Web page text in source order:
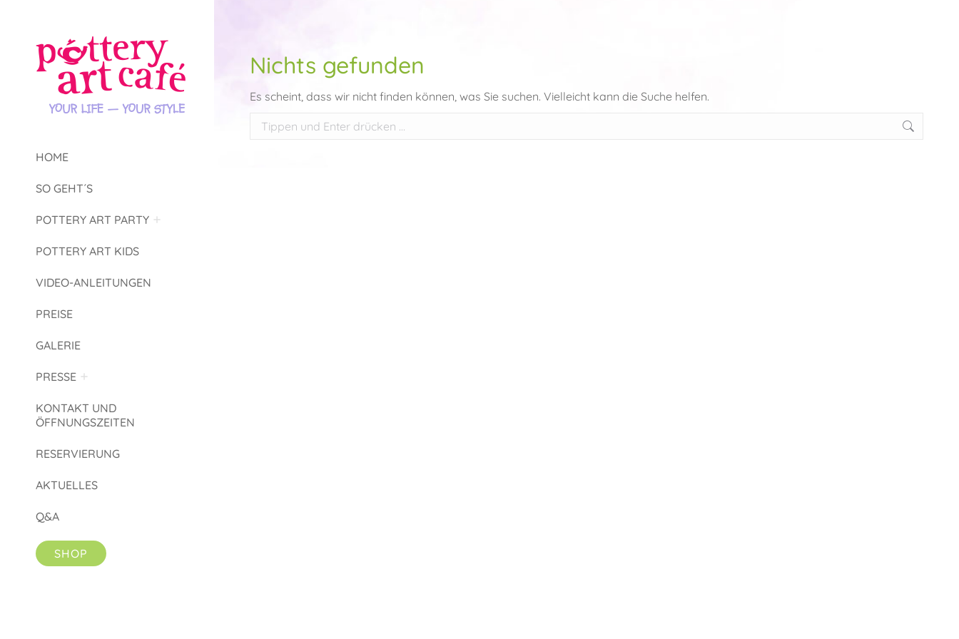
HOME
SO GEHT´S
POTTERY ART PARTY
POTTERY ART KIDS
VIDEO-ANLEITUNGEN
PREISE
GALERIE
PRESSE
KONTAKT UND
ÖFFNUNGSZEITEN
RESERVIERUNG
AKTUELLES
Q&A
SHOP
Nichts gefunden
Es scheint, dass wir nicht finden können, was Sie suchen. Vielleicht kann die Suche helfen.
Search: